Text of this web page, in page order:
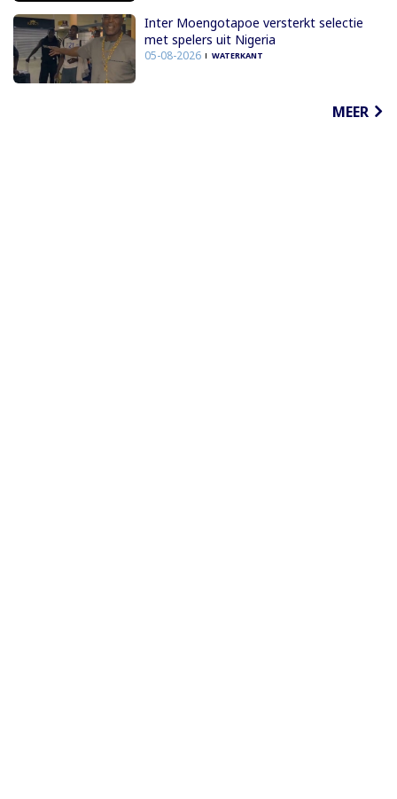
Inter Moengotapoe versterkt selectie
met spelers uit Nigeria
05-08-2026 WATERKANT
MEER